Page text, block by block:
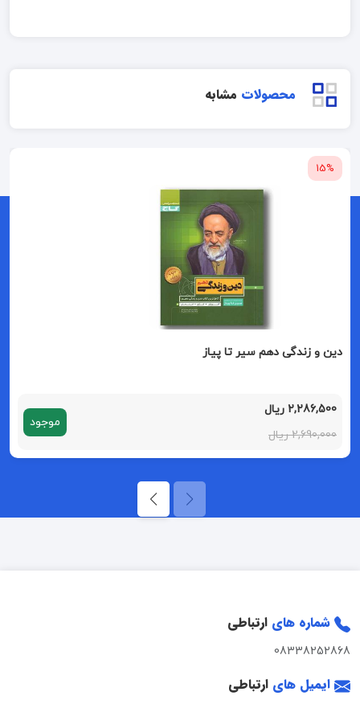
محصولات مشابه
15%
دین و زندگی دهم سیر تا پیاز
2,286,500 ریال
2,690,000 ریال
موجود
شماره های ارتباطی
08338252868
ایمیل های ارتباطی